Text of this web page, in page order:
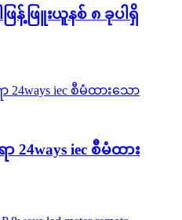
န့်ဖြူးယူနစ် ၈ ခုပါရှိ
24ways iec စီမံထား